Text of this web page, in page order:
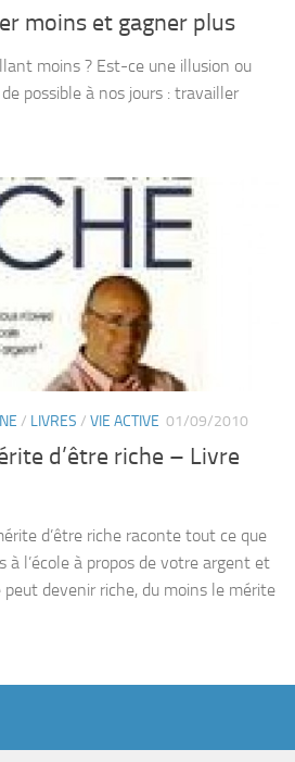
moins et gagner plus
moins ? Est-ce une illusion ou
possible à nos jours : travailler
/ LIVRES / VIE ACTIVE 01/09/2010
d’être riche – Livre
d’être riche raconte tout ce que
à l’école à propos de votre argent et
devenir riche, du moins le mérite